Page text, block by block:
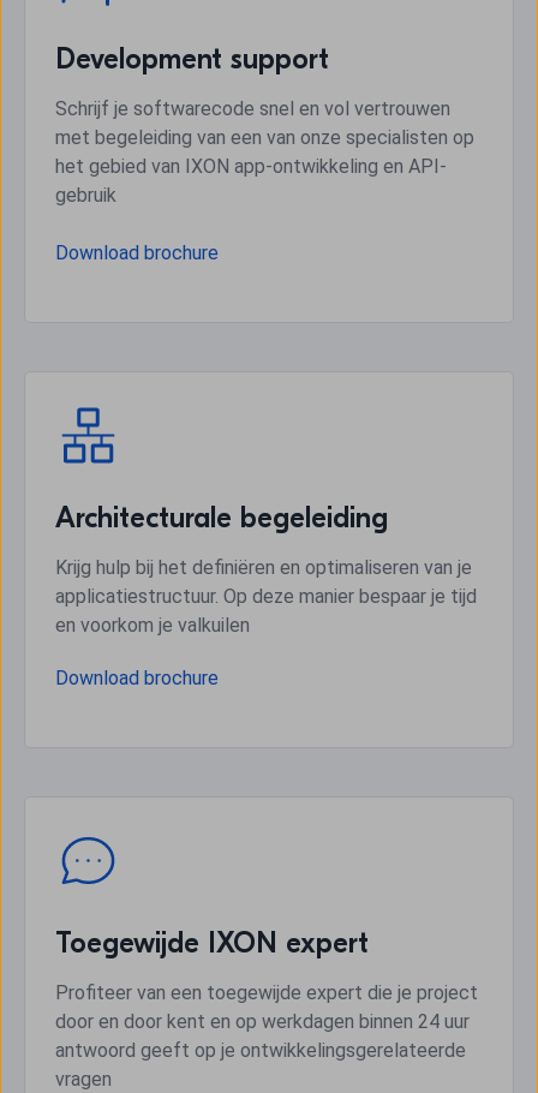
Development support
Schrijf je softwarecode snel en vol vertrouwen
met begeleiding van een van onze specialisten op
het gebied van IXON app-ontwikkeling en API-
gebruik
Download brochure
Architecturale begeleiding
Krijg hulp bij het definiëren en optimaliseren van je
applicatiestructuur. Op deze manier bespaar je tijd
en voorkom je valkuilen
Download brochure
Toegewijde IXON expert
Profiteer van een toegewijde expert die je project
door en door kent en op werkdagen binnen 24 uur
antwoord geeft op je ontwikkelingsgerelateerde
vragen